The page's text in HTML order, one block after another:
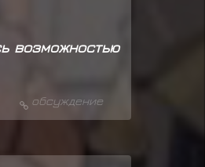
возможностью
обсуждение